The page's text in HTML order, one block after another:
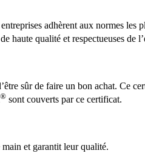
adhèrent aux normes les
haute qualité et respectueuses de
sûr de faire un bon achat. Ce
® sont couverts par ce certificat.
et garantit leur qualité.